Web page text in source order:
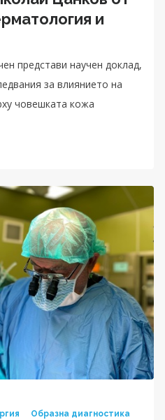
и
представи научен доклад,
за влиянието на
човешката кожа
Образна диагностика